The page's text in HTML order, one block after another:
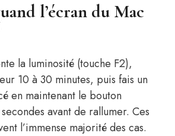
l’écran du Mac
la luminosité (touche F2),
10 à 30 minutes, puis fais un
en maintenant le bouton
avant de rallumer. Ces
l’immense majorité des cas.